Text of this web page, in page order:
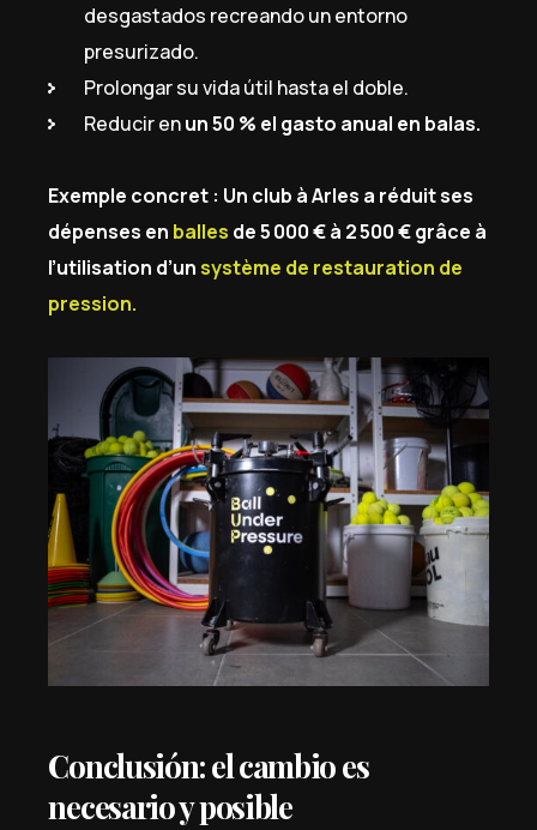
desgastados recreando un entorno
presurizado.
Prolongar su vida útil hasta el doble.
Reducir enun 50 % el gasto anual en balas.
Exemple concret : Un club à Arles a réduit ses
dépenses en balles de 5 000 € à 2 500 € grâce à
l’utilisation d’unsystème de restauration de
pression.
Conclusión: el cambio es
necesario y posible